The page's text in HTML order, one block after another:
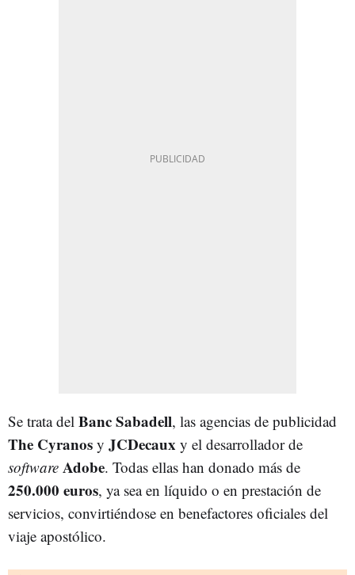
Se trata del Banc Sabadell, las agencias de publicidad
The Cyranos y JCDecaux y el desarrollador de
software Adobe. Todas ellas han donado más de
250.000 euros, ya sea en líquido o en prestación de
servicios, convirtiéndose en benefactores oficiales del
viaje apostólico.